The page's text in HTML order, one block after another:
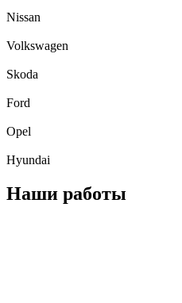
Nissan
Volkswagen
Skoda
Ford
Opel
Hyundai
Наши работы